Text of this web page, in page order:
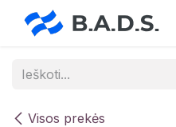
Skip to Content
Visos prekės